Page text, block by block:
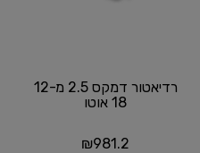
רדיאטור דמקס 2.5 מ12-
18 אוטו
₪981.2